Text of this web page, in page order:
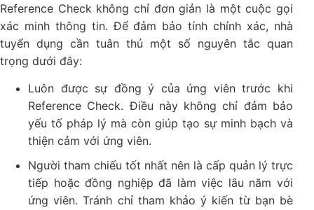
Reference Check không chỉ đơn giản là một cuộc gọi
xác minh thông tin. Để đảm bảo tính chính xác, nhà
tuyển dụng cần tuân thủ một số nguyên tắc quan
trọng dưới đây:
Luôn được sự đồng ý của ứng viên trước khi
Reference Check.Điều này không chỉ đảm bảo
yếu tố pháp lý mà còn giúp tạo sự minh bạch và
thiện cảm với ứng viên.
Người tham chiếu tốt nhất nên là cấp quản lý trực
tiếp hoặc đồng nghiệp đã làm việc lâu năm với
ứng viên. Tránh chỉ tham khảo ý kiến từ bạn bè